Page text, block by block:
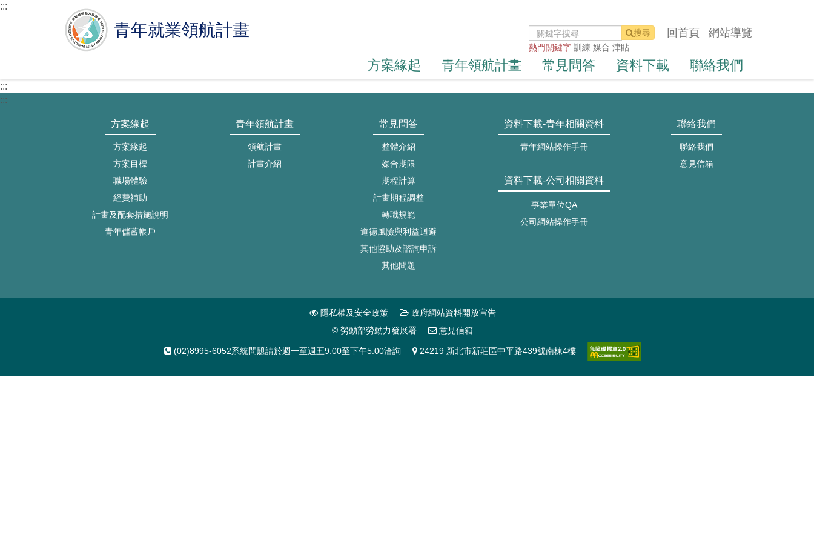
:::
跳
區
塊
青年就業領航計畫 搜尋
熱門關鍵字 訓練 媒合 津貼
回首頁 網站導覽
方案緣起 青年領航計畫 常見問答 資料下載 聯絡我們
:::
:::
方案緣起
方案緣起
方案目標
職場體驗
經費補助
計畫及配套措施說明
青年儲蓄帳戶
青年領航計畫
領航計畫
計畫介紹
常見問答
整體介紹
媒合期限
期程計算
計畫期程調整
轉職規範
道德風險與利益迴避
其他協助及諮詢申訴
其他問題
資料下載-青年相關資料
青年網站操作手冊
資料下載-公司相關資料
事業單位QA
公司網站操作手冊
聯絡我們
聯絡我們
意見信箱
隱私權及安全政策
政府網站資料開放宣告
© 勞動部勞動力發展署
意見信箱
(02)8995-6052系統問題請於週一至週五9:00至下午5:00洽詢 24219 新北市新莊區中平路439號南棟4樓